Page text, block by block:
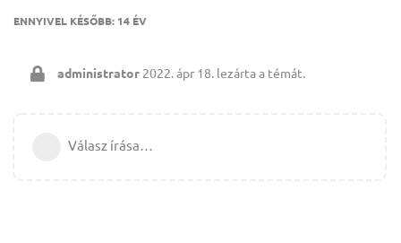
ENNYIVEL KÉSŐBB: 14 ÉV
administrator 2022. ápr 18. lezárta a témát.
Válasz írása…